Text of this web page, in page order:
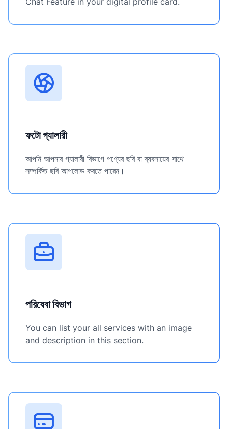
ফটো গ্যালারী
আপনি আপনার গ্যালারী বিভাগে পণ্যের ছবি বা ব্যবসায়ের সাথে
সম্পর্কিত ছবি আপলোড করতে পারেন।
পরিষেবা বিভাগ
You can list your all services with an image
and description in this section.